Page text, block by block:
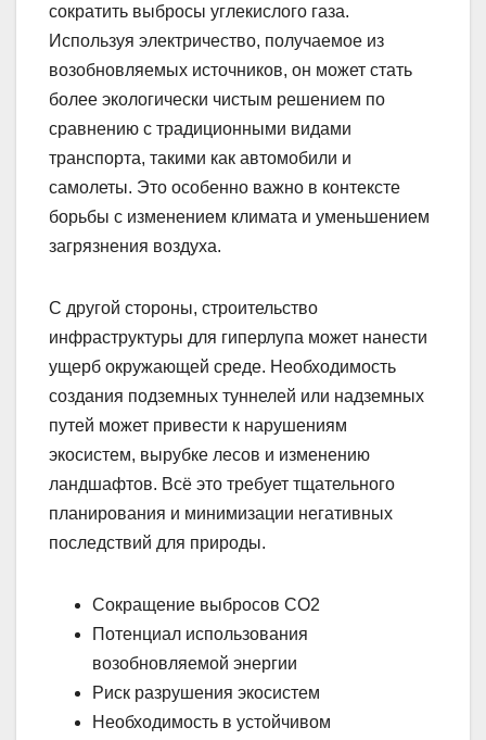
сократить выбросы углекислого газа.
Используя электричество, получаемое из
возобновляемых источников, он может стать
более экологически чистым решением по
сравнению с традиционными видами
транспорта, такими как автомобили и
самолеты. Это особенно важно в контексте
борьбы с изменением климата и уменьшением
загрязнения воздуха.
С другой стороны, строительство
инфраструктуры для гиперлупа может нанести
ущерб окружающей среде. Необходимость
создания подземных туннелей или надземных
путей может привести к нарушениям
экосистем, вырубке лесов и изменению
ландшафтов. Всё это требует тщательного
планирования и минимизации негативных
последствий для природы.
Сокращение выбросов CO2
Потенциал использования
возобновляемой энергии
Риск разрушения экосистем
Необходимость в устойчивом